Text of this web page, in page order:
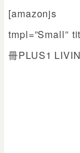
[amazonjs
tmpl=”Small”
冊PLUS1